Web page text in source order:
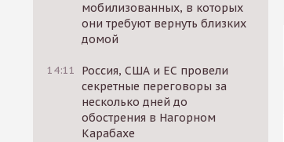
мобилизованных, в которых
они требуют вернуть близких
домой
14:11
Россия, США и ЕС провели
секретные переговоры за
несколько дней до
обострения в Нагорном
Карабахе